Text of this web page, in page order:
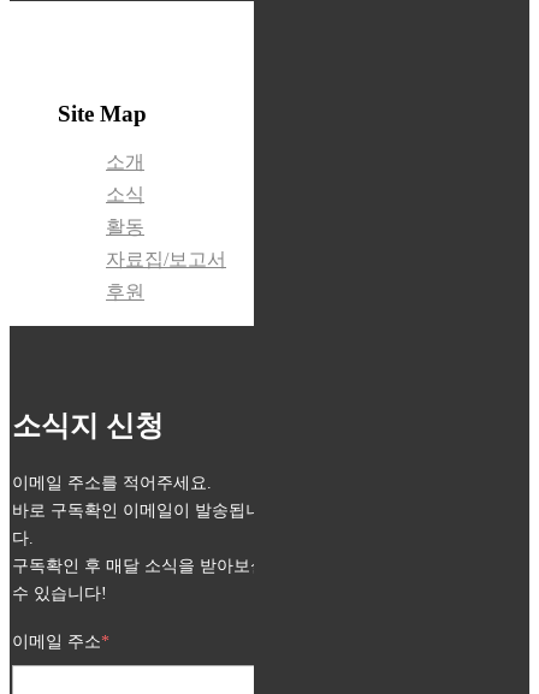
Site Map
소개
소식
활동
자료집/보고서
후원
소식지 신청
이메일 주소를 적어주세요.
바로 구독확인 이메일이 발송됩니
다.
구독확인 후 매달 소식을 받아보실
수 있습니다!
이메일 주소*